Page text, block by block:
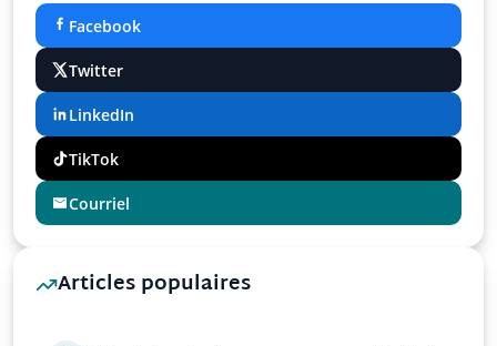
Facebook
Twitter
LinkedIn
TikTok
Courriel
Articles populaires